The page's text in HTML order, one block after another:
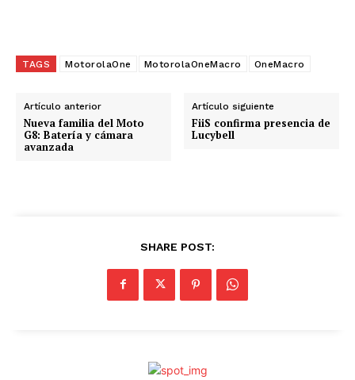
TAGS MotorolaOne MotorolaOneMacro OneMacro
Artículo anterior
Nueva familia del Moto
G8: Batería y cámara
avanzada
Artículo siguiente
FiiS confirma presencia de
Lucybell
SHARE POST: